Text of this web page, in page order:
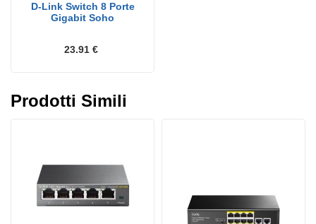
D-Link Switch 8 Porte
Gigabit Soho
23.91 €
Prodotti Simili